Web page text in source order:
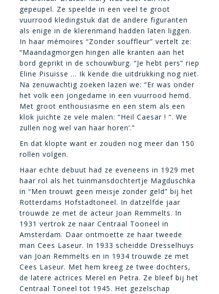
gepeupel. Ze speelde in een veel te groot
vuurrood kledingstuk dat de andere figuranten
als enige in de klerenmand hadden laten liggen.
In haar mémoires “Zonder souffleur” vertelt ze:
“Maandagmorgen hingen alle kranten aan het
bord geprikt in de schouwburg. “Je hebt pers” riep
Eline Pisuisse … Ik kende die uitdrukking nog niet.
Na zenuwachtig zoeken lazen we: “Er was onder
het volk een jongedame in een vuurrood hemd.
Met groot enthousiasme en een stem als een
klok juichte ze vele malen: “Heil Caesar ! “. We
zullen nog wel van haar horen’.”
En dat klopte want er zouden nog meer dan 150
rollen volgen.
Haar echte debuut had ze eveneens in 1929 met
haar rol als het tuinmansdochtertje Magduschka
in “Men trouwt geen meisje zonder geld” bij het
Rotterdams Hofstadtoneel. In datzelfde jaar
trouwde ze met de acteur Joan Remmelts. In
1931 vertrok ze naar Centraal Tooneel in
Amsterdam. Daar ontmoette ze haar tweede
man Cees Laseur. In 1933 scheidde Dresselhuys
van Joan Remmelts en in 1934 trouwde ze met
Cees Laseur. Met hem kreeg ze twee dochters,
de latere actrices Merel en Petra. Ze bleef bij het
Centraal Toneel tot 1945. Het gezelschap